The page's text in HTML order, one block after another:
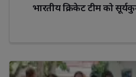
भारतीय क्रिकेट टीम को